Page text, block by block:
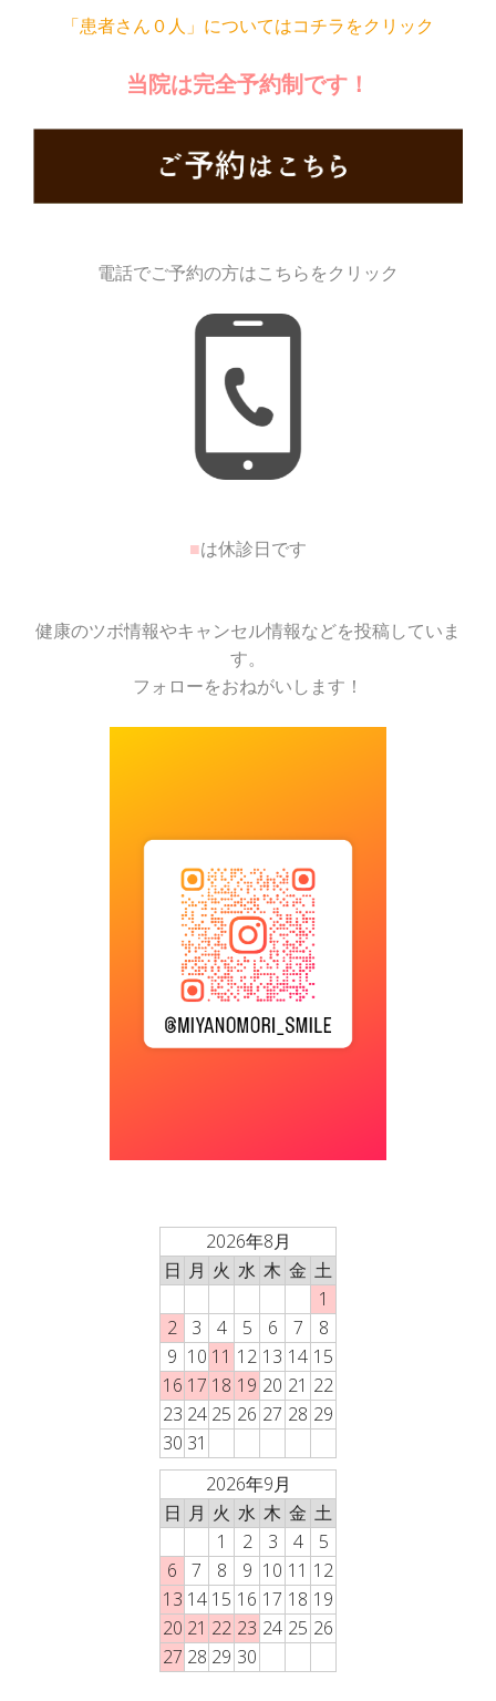
「患者さん０人」についてはコチラをクリック
当院は完全予約制です！
電話でご予約の方はこちらをクリック
■は休診日です
健康のツボ情報やキャンセル情報などを投稿していま
す。
フォローをおねがいします！
2026年8月
日 月 火 水 木 金 土
1
2
3 4 5 6 7
8
9 10 11 12 13 14 15
16 17 18 19 20 21 22
23 24 25 26 27 28 29
30 31
2026年9月
日 月 火 水 木 金 土
1
2 3 4
5
6
7 8 9 10 11 12
13 14 15 16 17 18 19
20 21 22 23 24 25 26
27 28 29 30